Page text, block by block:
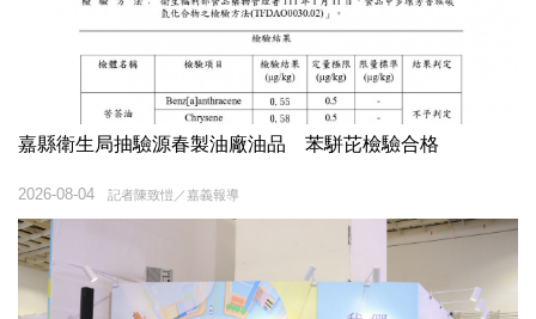
嘉縣衛生局抽驗源春製油廠油品 苯駢芘檢驗合格
記者陳致愷／嘉義報導
2026-08-04